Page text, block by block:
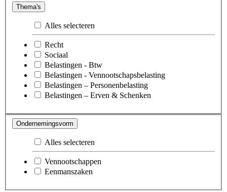
Thema's
Alles selecteren
Recht
Sociaal
Belastingen - Btw
Belastingen - Vennootschapsbelasting
Belastingen – Personenbelasting
Belastingen – Erven & Schenken
Ondernemingsvorm
Alles selecteren
Vennootschappen
Eenmanszaken